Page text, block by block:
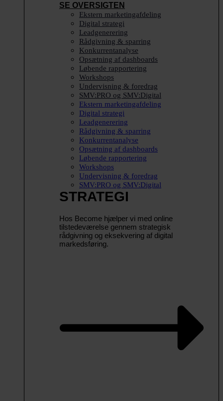
SE OVERSIGTEN
Ekstern marketingafdeling
Digital strategi
Leadgenerering
Rådgivning & sparring
Konkurrentanalyse
Opsætning af dashboards
Løbende rapportering
Workshops
Undervisning & foredrag
SMV:PRO og SMV:Digital
Ekstern marketingafdeling
Digital strategi
Leadgenerering
Rådgivning & sparring
Konkurrentanalyse
Opsætning af dashboards
Løbende rapportering
Workshops
Undervisning & foredrag
SMV:PRO og SMV:Digital
STRATEGI
Hos Become hjælper vi med online
tilstedeværelse gennem strategisk
rådgivning og eksekvering af digital
markedsføring.